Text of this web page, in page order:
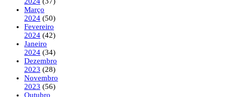
Março
2024 (50)
Fevereiro
2024 (42)
Janeiro
2024 (34)
Dezembro
2023 (28)
Novembro
2023 (56)
Outubro